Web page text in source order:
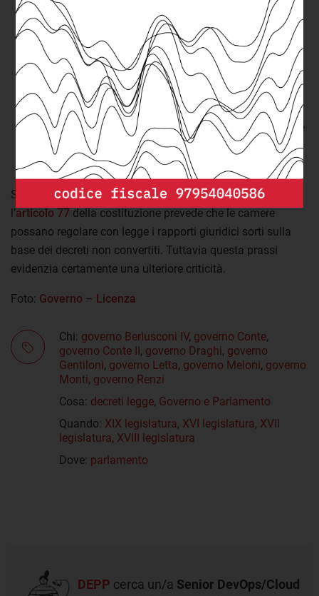
legge 95/2023
relativa alla conversione del
decreto
57/2023
che conteneva norme in materia di enti
locali e attuazione del piano nazionale di ripresa e
resilienza (Pnrr);
decreto
per la ricostruzione dell’Emilia Romagna, i
cui effetti sono stati fatti salvi dallalegge 100/2023
che prevedeva la conversione del
Dl 61/2023
, sempre
relativo all’evento alluvionale ma contenente solo le
misure più urgenti e immediate.
Si tratta di una pratica non del tutto illegittima. Infatti
l’articolo 77 della costituzione prevede che le camere
possano regolare con legge i rapporti giuridici sorti sulla
base dei decreti non convertiti. Tuttavia questa prassi
evidenzia certamente una ulteriore criticità.
Foto: Governo – Licenza
Chi: governo Berlusconi IV, governo Conte,
governo Conte II, governo Draghi, governo
Gentiloni, governo Letta, governo Meloni, governo
Monti, governo Renzi
Cosa: decreti legge, Governo e Parlamento
Quando: XIX legislatura, XVI legislatura, XVII
legislatura, XVIII legislatura
Dove: parlamento
DEPP cerca un/a Senior DevOps/Cloud